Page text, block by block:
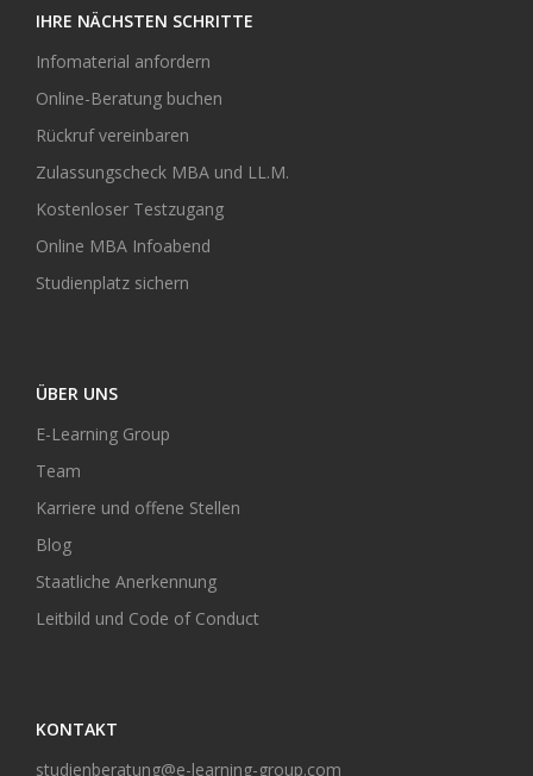
IHRE NÄCHSTEN SCHRITTE
Infomaterial anfordern
Online-Beratung buchen
Rückruf vereinbaren
Zulassungscheck MBA und LL.M.
Kostenloser Testzugang
Online MBA Infoabend
Studienplatz sichern
ÜBER UNS
E-Learning Group
Team
Karriere und offene Stellen
Blog
Staatliche Anerkennung
Leitbild und Code of Conduct
KONTAKT
studienberatung@e-learning-group.com